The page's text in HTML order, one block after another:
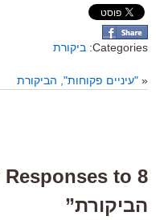
Categories: ביקורת
« "עיניים פקוחות", הביקורת
הביקורת”